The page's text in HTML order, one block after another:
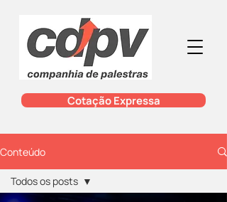
Cotação Expressa
Conteúdo
Todos os posts